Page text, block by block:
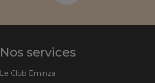
Nos services
Le Club Eminza